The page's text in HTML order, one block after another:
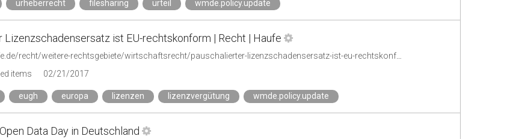
urheberrecht filesharing urteil wmde.policy.update
Lizenzschadensersatz ist EU-rechtskonform | Recht | Haufe
https://www.haufe.de/recht/weitere-rechtsgebiete/wirtschaftsrecht/pauschalierter-lizenzschadensersatz-ist-eu-rechtskonform_210_399666.html
items
02/21/2017
eugh europa lizenzen lizenzvergütung wmde.policy.update
Data Day in Deutschland